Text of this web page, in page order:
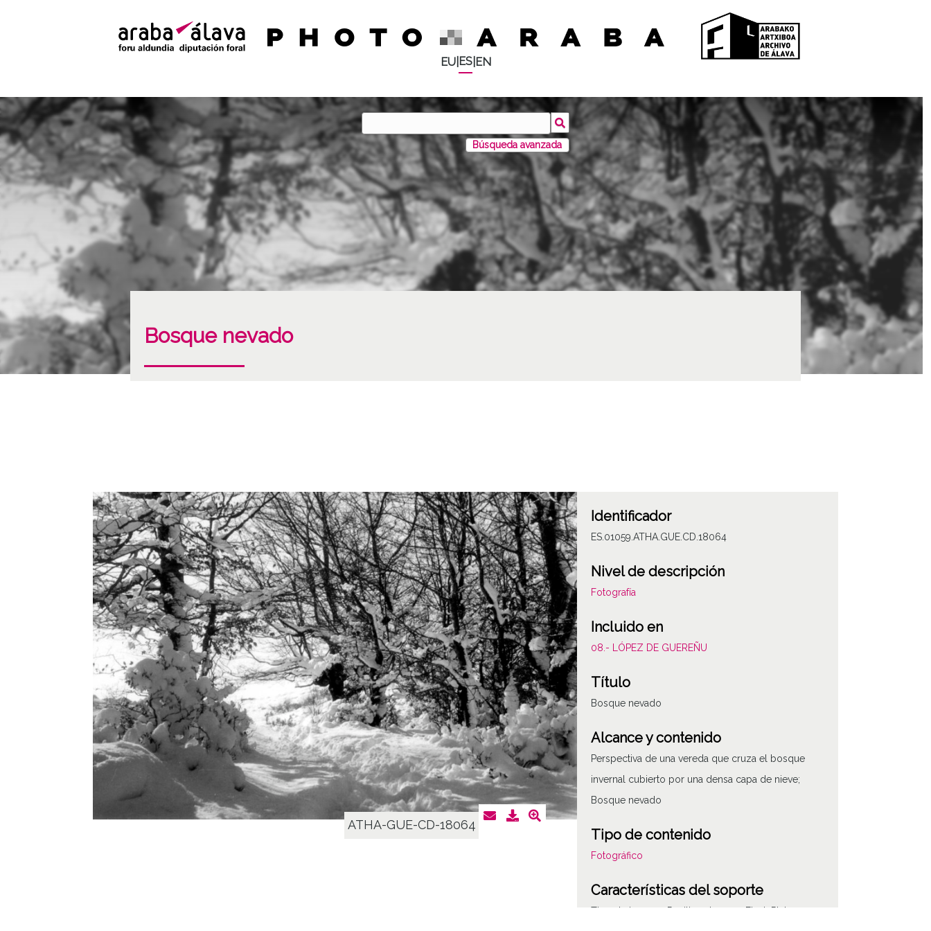
EU| ES| EN
Búsqueda avanzada
Bosque nevado
ATHA-GUE-CD-18064
Identificador
ES.01059.ATHA.GUE.CD.18064
Nivel de descripción
Fotografía
Incluido en
08.- LÓPEZ DE GUEREÑU
Título
Bosque nevado
Alcance y contenido
Perspectiva de una vereda que cruza el bosque
invernal cubierto por una densa capa de nieve;
Bosque nevado
Tipo de contenido
Fotográfico
Características del soporte
Tipo de imagen: Positivos Imagen Final: Plata;